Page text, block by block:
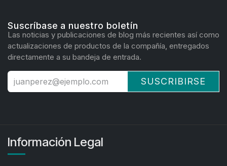
Suscríbase a nuestro boletín
Las noticias y publicaciones de blog más recientes así como
actualizaciones de productos de la compañía, entregados
directamente a su bandeja de entrada.
SUSCRIBIRSE
Información Legal